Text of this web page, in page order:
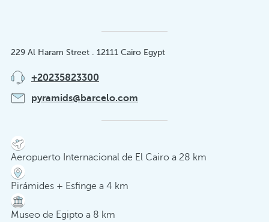
229 Al Haram Street . 12111 Cairo Egypt
+20235823300
pyramids@barcelo.com
Aeropuerto Internacional de El Cairo a 28 km
Pirámides + Esfinge a 4 km
Museo de Egipto a 8 km